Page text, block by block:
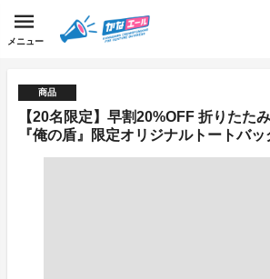
メニュー
商品
【20名限定】早割20%OFF 折りたた
『俺の盾』限定オリジナルトートバ